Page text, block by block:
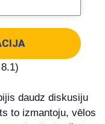
daudz diskusiju
to izmantoju, vēlos